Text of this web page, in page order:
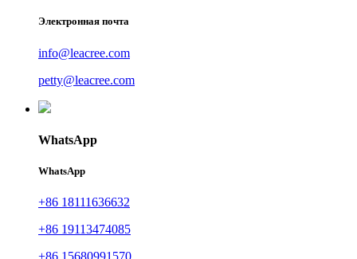
Электронная почта
info@leacree.com
petty@leacree.com
WhatsApp
WhatsApp
+86 18111636632
+86 19113474085